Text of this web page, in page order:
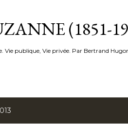
(1851-
Vie publique, Vie privée. Par Bertrand